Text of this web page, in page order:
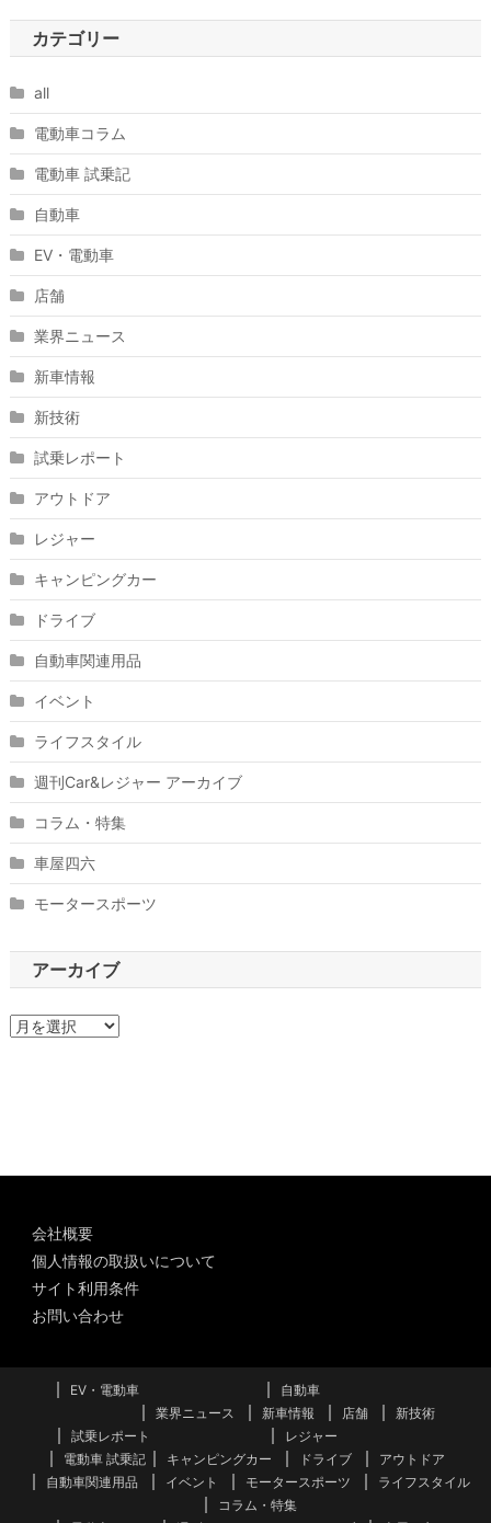
カテゴリー
all
電動車コラム
電動車 試乗記
自動車
EV・電動車
店舗
業界ニュース
新車情報
新技術
試乗レポート
アウトドア
レジャー
キャンピングカー
ドライブ
自動車関連用品
イベント
ライフスタイル
週刊Car&レジャー アーカイブ
コラム・特集
車屋四六
モータースポーツ
アーカイブ
ア
会社概要
個人情報の取扱いについて
サイト利用条件
お問い合わせ
EV・電動車
自動車
業界ニュース
新車情報 店舗
新技術
試乗レポート
電動車 試乗記
レジャー
キャンピングカー
ドライブ
アウトドア
自動車関連用品
イベント モータースポーツ
ライフスタイル
コラム・特集